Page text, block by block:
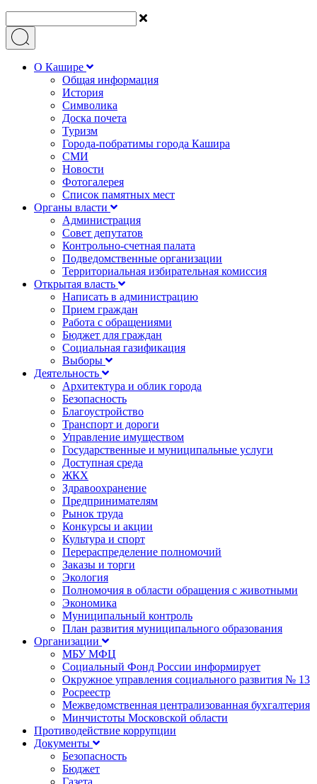
О Кашире
Общая информация
История
Символика
Доска почета
Туризм
Города-побратимы города Кашира
СМИ
Новости
Фотогалерея
Список памятных мест
Органы власти
Администрация
Совет депутатов
Контрольно-счетная палата
Подведомственные организации
Территориальная избирательная комиссия
Открытая власть
Написать в администрацию
Прием граждан
Работа с обращениями
Бюджет для граждан
Социальная газификация
Выборы
Деятельность
Архитектура и облик города
Безопасность
Благоустройство
Транспорт и дороги
Управление имуществом
Государственные и муниципальные услуги
Доступная среда
ЖКХ
Здравоохранение
Предпринимателям
Рынок труда
Конкурсы и акции
Культура и спорт
Перераспределение полномочий
Заказы и торги
Экология
Полномочия в области обращения с животными
Экономика
Муниципальный контроль
План развития муниципального образования
Организации
МБУ МФЦ
Социальный Фонд России информирует
Окружное управления социального развития № 13
Росреестр
Межведомственная централизованная бухгалтерия
Минчистоты Московской области
Противодействие коррупции
Документы
Безопасность
Бюджет
Газета